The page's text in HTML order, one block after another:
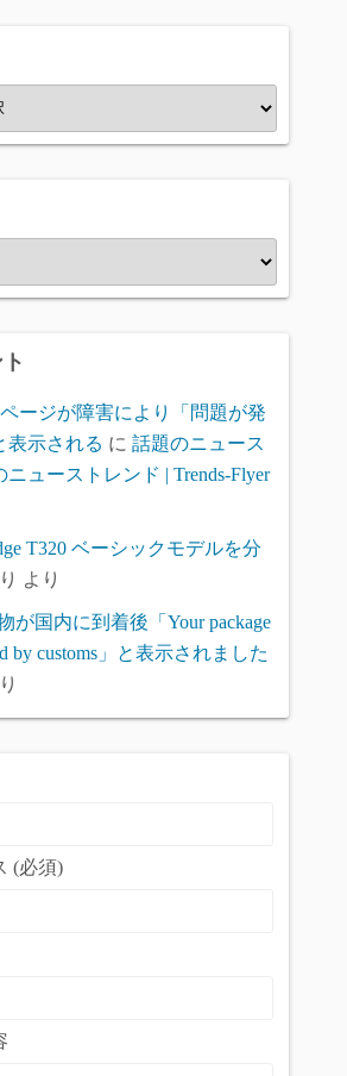
ページが障害により「問題が発
表示される に 話題のニュース
ニューストレンド | Trends-Flyer
T320 ベーシックモデルを分
より
が国内に到着後「Your package
by customs」と表示されました
(必須)